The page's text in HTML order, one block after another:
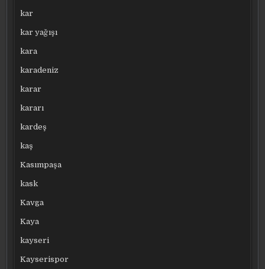
kar
kar yağışı
kara
karadeniz
karar
kararı
kardeş
kaş
Kasımpaşa
kask
Kavga
Kaya
kayseri
Kayserispor